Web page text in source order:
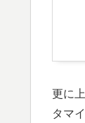
更に
タマ